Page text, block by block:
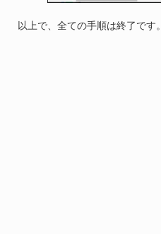
以上で、全ての手順は終了です。